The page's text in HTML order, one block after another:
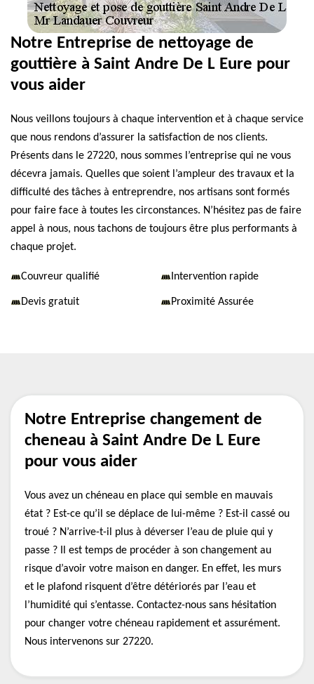
Notre Entreprise de nettoyage de
gouttière à Saint Andre De L Eure pour
vous aider
Nous veillons toujours à chaque intervention et à chaque service
que nous rendons d’assurer la satisfaction de nos clients.
Présents dans le 27220, nous sommes l’entreprise qui ne vous
décevra jamais. Quelles que soient l’ampleur des travaux et la
difficulté des tâches à entreprendre, nos artisans sont formés
pour faire face à toutes les circonstances. N’hésitez pas de faire
appel à nous, nous tachons de toujours être plus performants à
chaque projet.
Couvreur qualifié Intervention rapide
Devis gratuit Proximité Assurée
Notre Entreprise changement de
cheneau à Saint Andre De L Eure
pour vous aider
Vous avez un chéneau en place qui semble en mauvais
état ? Est-ce qu’il se déplace de lui-même ? Est-il cassé ou
troué ? N’arrive-t-il plus à déverser l’eau de pluie qui y
passe ? Il est temps de procéder à son changement au
risque d’avoir votre maison en danger. En effet, les murs
et le plafond risquent d’être détériorés par l’eau et
l’humidité qui s’entasse. Contactez-nous sans hésitation
pour changer votre chéneau rapidement et assurément.
Nous intervenons sur 27220.